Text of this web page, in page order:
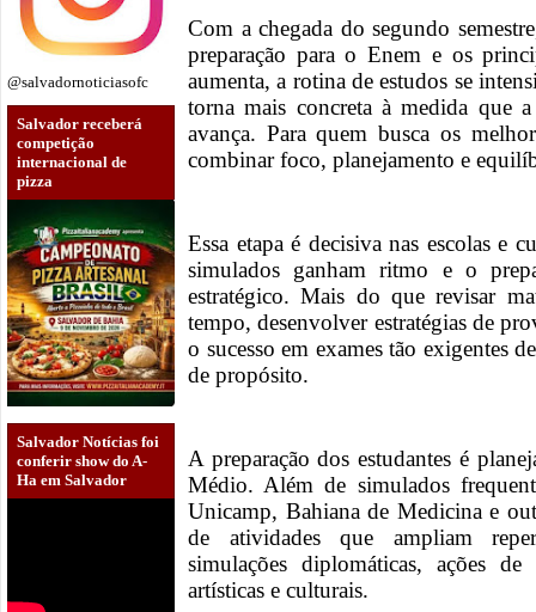
@salvadornoticiasofc
Salvador receberá
competição
internacional de
pizza
Salvador Notícias foi
conferir show do A-
Ha em Salvador
Com a chegada do segundo
preparação para o Enem e os
aumenta, a rotina de estudos se
torna mais concreta à medida que
avança. Para quem busca os
combinar foco, planejamento e
Essa etapa é decisiva nas escolas e
simulados ganham ritmo e o
estratégico. Mais do que revisar
tempo, desenvolver estratégias de
o sucesso em exames tão exigentes
de propósito.
A preparação dos estudantes é
Médio. Além de simulados
Unicamp, Bahiana de Medicina e
de atividades que ampliam
simulações diplomáticas, ações
artísticas e culturais.